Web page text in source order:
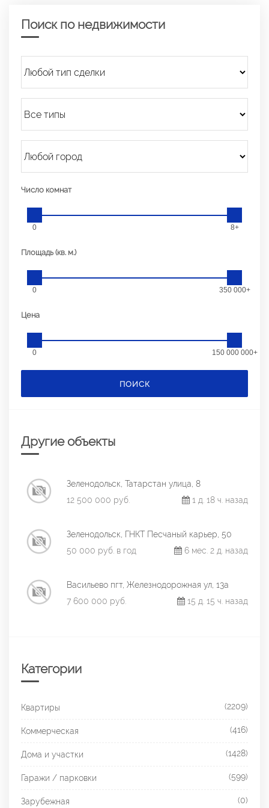
Поиск по недвижимости
Число комнат
0 8+
Площадь (кв. м.)
0 350 000+
Цена
0 150 000 000+
ПОИСК
Другие объекты
Зеленодольск, Татарстан улица, 8
12 500 000 руб.
1 д. 18 ч. назад
Зеленодольск, ГНКТ Песчаный карьер, 50
50 000 руб. в год
6 мес. 2 д. назад
Васильево пгт, Железнодорожная ул, 13а
7 600 000 руб.
15 д. 15 ч. назад
Категории
Квартиры (2209)
Коммерческая (416)
Дома и участки (1428)
Гаражи / парковки (599)
Зарубежная (0)